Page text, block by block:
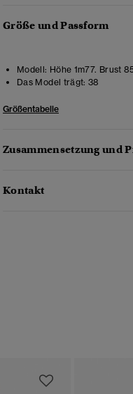
Größe und Passform
Modell: Höhe 1m77. Brust
Das Model trägt: 38
Größentabelle
Zusammensetzung und
Kontakt